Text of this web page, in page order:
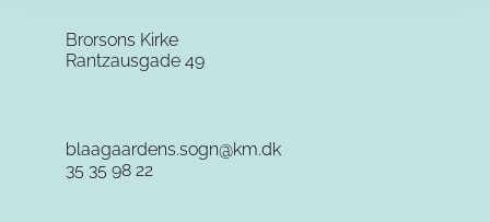
Brorsons Kirke
Rantzausgade 49
blaagaardens.sogn@km.dk
35 35 98 22